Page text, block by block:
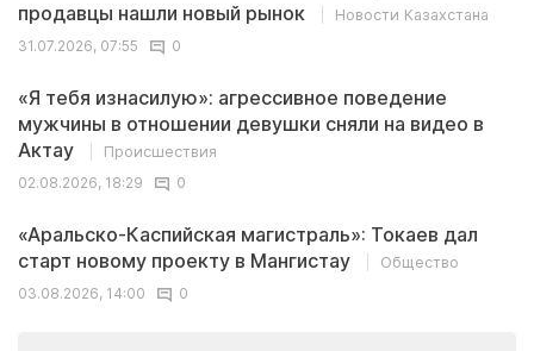
продавцы нашли новый рынок
Новости Казахстана
31.07.2026, 07:55
0
«Я тебя изнасилую»: агрессивное поведение
мужчины в отношении девушки сняли на видео в
Актау
Происшествия
02.08.2026, 18:29
0
«Аральско-Каспийская магистраль»: Токаев дал
старт новому проекту в Мангистау
Общество
03.08.2026, 14:00
0